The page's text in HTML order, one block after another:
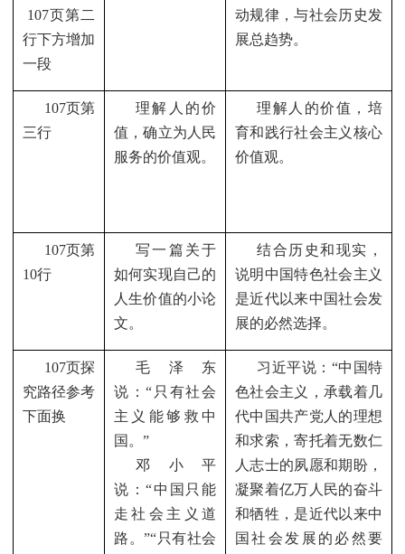
107页第二
行下方增加
一段
动规律，与社会历史发
展总趋势。
107页第
三行
理解人的价
值，确立为人民
服务的价值观。
理解人的价值，培
育和践行社会主义核心
价值观。
107页第
10行
写一篇关于
如何实现自己的
人生价值的小论
文。
结合历史和现实，
说明中国特色社会主义
是近代以来中国社会发
展的必然选择。
107页探
究路径参考
下面换
毛泽东
说：“只有社会
主义能够救中
国。”
邓小平
说：“中国只能
走社会主义道
路。”“只有社会
习近平说：“中国特
色社会主义，承载着几
代中国共产党人的理想
和求索，寄托着无数仁
人志士的夙愿和期盼，
凝聚着亿万人民的奋斗
和牺牲，是近代以来中
国社会发展的必然要